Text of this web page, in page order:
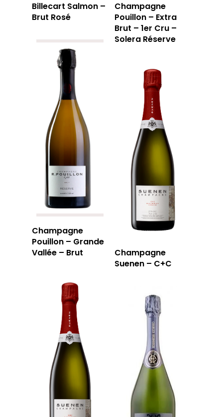
Billecart Salmon –
Brut Rosé
Champagne
Pouillon – Extra
Brut – 1er Cru –
Solera Réserve
Champagne
Pouillon – Grande
Vallée – Brut
Champagne
Suenen – C+C
LA CAVE
LA CAVE
APERÇU DE NOTRE
LA TOURNÉE DU
LA TABLE
LA CARTE DU
JOUR